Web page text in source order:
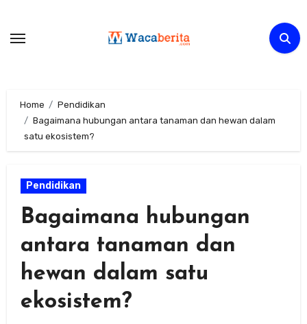
content
Home
Pendidikan
Bagaimana hubungan antara tanaman dan hewan dalam
satu ekosistem?
Pendidikan
Bagaimana hubungan
antara tanaman dan
hewan dalam satu
ekosistem?